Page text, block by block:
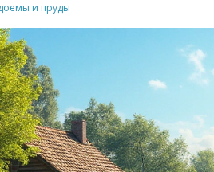
и пруды